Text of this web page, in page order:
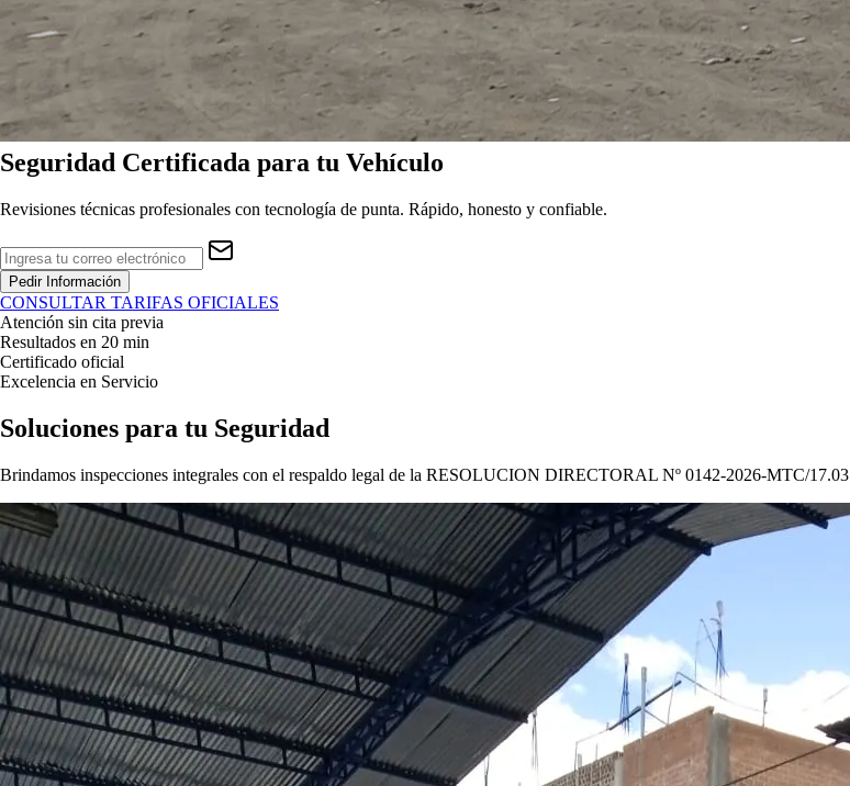
Seguridad Certificada para tu Vehículo
Revisiones técnicas profesionales con tecnología de punta. Rápido, honesto y confiable.
Pedir Información
CONSULTAR TARIFAS OFICIALES
Atención sin cita previa
Resultados en 20 min
Certificado oficial
Excelencia en Servicio
Soluciones para tu Seguridad
Brindamos inspecciones integrales con el respaldo legal de la RESOLUCION DIRECTORAL Nº 0142-2026-MTC/17.03